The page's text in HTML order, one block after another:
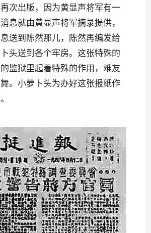
再次出版，因为黄显声将军有一
息就由黄显声将军摘录提供，
送到陈然那儿，陈然再编发给
头送到各个牢房。这张特殊的
监狱里起着特殊的作用，难友
。小萝卜头为办好这张报纸作